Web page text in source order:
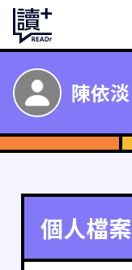
陳依淡
個人檔案